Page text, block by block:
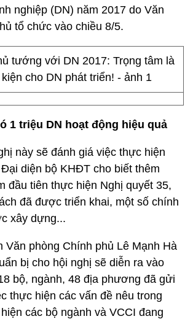
nghiệp (DN) năm 2017 do Văn
tổ chức vào chiều 8/5.
1 triệu DN hoạt động hiệu quả
này sẽ đánh giá việc thực hiện
Đại diện bộ KHĐT cho biết thêm
đầu tiên thực hiện Nghị quyết 35,
đã được triển khai, một số chính
xây dựng...
Văn phòng Chính phủ Lê Mạnh Hà
bị cho hội nghị sẽ diễn ra vào
bộ, ngành, 48 địa phương đã gửi
thực hiện các vấn đề nêu trong
các bộ ngành và VCCI đang